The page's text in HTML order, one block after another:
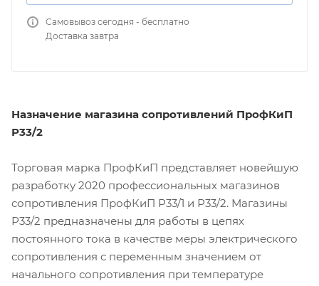
Самовывоз сегодня - бесплатно
Доставка завтра
Назначение магазина сопротивлений ПрофКиП
Р33/2
Торговая марка ПрофКиП представляет новейшую
разработку 2020 профессиональных магазинов
сопротивления ПрофКиП Р33/1 и Р33/2. Магазины
Р33/2 предназначены для работы в цепях
постоянного тока в качестве меры электрического
сопротивления с переменным значением от
начального сопротивления при температуре